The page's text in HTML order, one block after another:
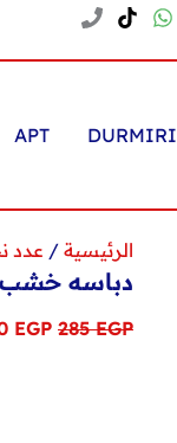
DURMIRI
APT
الرئيسية / عدد
دباسه خشب
285EGP
السعر
EGP